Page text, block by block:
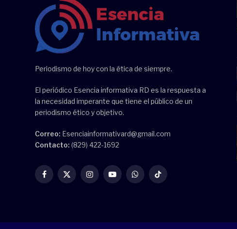
Periodismo de hoy con la ética de siempre.
El periódico Esencia informativa RD es la respuesta a
la necesidad imperante que tiene el público de un
periodismo ético y objetivo.
Correo: Esenciainformativard@gmail.com
Contacto: (829) 422-1692
Facebook
X
InstagramYouTubeWhatsAppTikTok